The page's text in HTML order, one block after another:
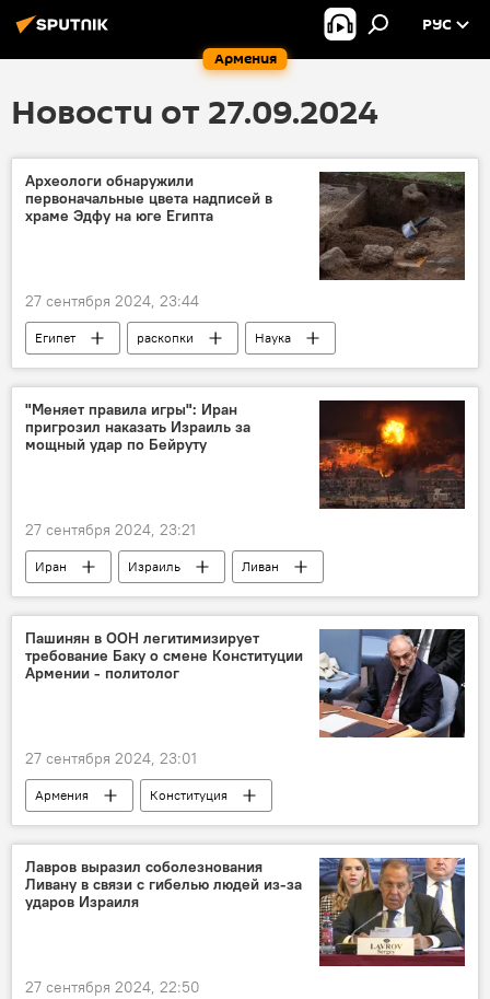
Армения
РУС
Новости от 27.09.2024
Археологи обнаружили
первоначальные цвета надписей в
храме Эдфу на юге Египта
27 сентября 2024, 23:44
Египет раскопки Наука
"Меняет правила игры": Иран
пригрозил наказать Израиль за
мощный удар по Бейруту
27 сентября 2024, 23:21
Иран Израиль
Ливан
В мире
Пашинян в ООН легитимизирует
требование Баку о смене Конституции
Армении - политолог
27 сентября 2024, 23:01
Армения
Конституция
Пашинян Никол
ООН
Политика
Лавров выразил соболезнования
Ливану в связи с гибелью людей из-за
ударов Израиля
27 сентября 2024, 22:50